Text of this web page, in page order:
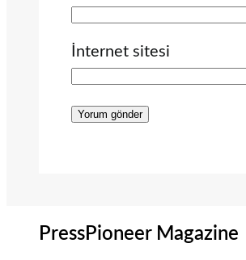
İnternet sitesi
PressPioneer Magazine